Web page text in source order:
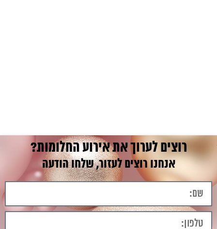
רוצים לערוך את אירוע החלומות?
אנחנו רוצים לעזור, שלחו הודעה